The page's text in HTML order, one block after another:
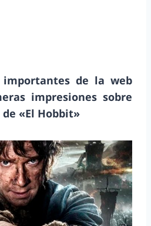
importantes de la web
impresiones sobre
«El Hobbit»